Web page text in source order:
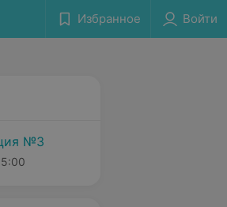
Избранное Войти
№3